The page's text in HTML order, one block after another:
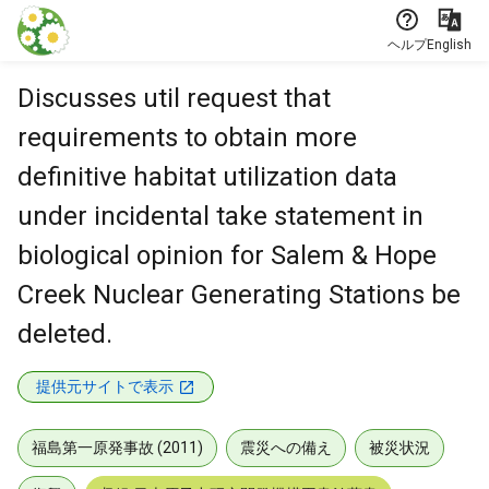
本文に飛ぶ
ヘルプEnglish
Discusses util request that
requirements to obtain more
definitive habitat utilization data
under incidental take statement in
biological opinion for Salem & Hope
Creek Nuclear Generating Stations be
deleted.
提供元サイトで表示
福島第一原発事故 (2011) 震災への備え 被災状況